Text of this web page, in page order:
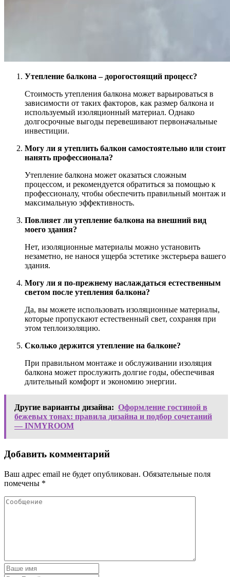
Утепление балкона – дорогостоящий процесс?
Стоимость утепления балкона может варьироваться в
зависимости от таких факторов, как размер балкона и
используемый изоляционный материал. Однако
долгосрочные выгоды перевешивают первоначальные
инвестиции.
Могу ли я утеплить балкон самостоятельно или стоит
нанять профессионала?
Утепление балкона может оказаться сложным
процессом, и рекомендуется обратиться за помощью к
профессионалу, чтобы обеспечить правильный монтаж и
максимальную эффективность.
Повлияет ли утепление балкона на внешний вид
моего здания?
Нет, изоляционные материалы можно установить
незаметно, не нанося ущерба эстетике экстерьера вашего
здания.
Могу ли я по-прежнему наслаждаться естественным
светом после утепления балкона?
Да, вы можете использовать изоляционные материалы,
которые пропускают естественный свет, сохраняя при
этом теплоизоляцию.
Сколько держится утепление на балконе?
При правильном монтаже и обслуживании изоляция
балкона может прослужить долгие годы, обеспечивая
длительный комфорт и экономию энергии.
Другие варианты дизайна: Оформление гостиной в
бежевых тонах: правила дизайна и подбор сочетаний
— INMYROOM
Добавить комментарий
Ваш адрес email не будет опубликован. Обязательные поля
помечены *